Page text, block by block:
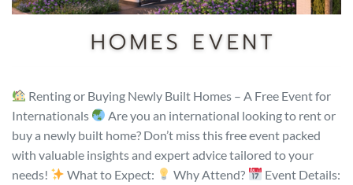
Renting or Buying Newly Built Homes – A Free Event for
Internationals
Are you an international looking to rent or
buy a newly built home? Don’t miss this free event packed
with valuable insights and expert advice tailored to your
needs!
What to Expect: Why Attend?
Event Details: